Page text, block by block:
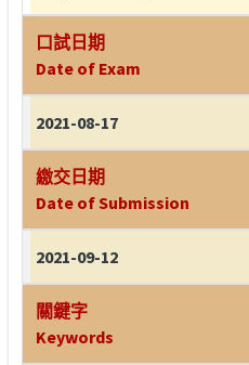
口試日期
Date of Exam
2021-08-17
繳交日期
Date of Submission
2021-09-12
關鍵字
Keywords